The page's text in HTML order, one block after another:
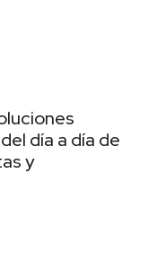
día a día de
y